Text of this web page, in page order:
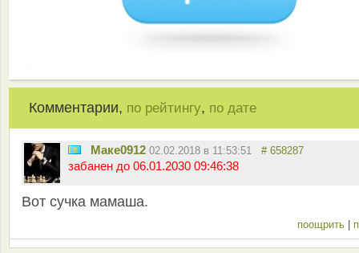
Комментарии, по рейтингу, по дате
Маке0912 02.02.2018 в 11:53:51 # 658287
забанен до 06.01.2030 09:46:38
Вот сучка мамаша.
поощрить |